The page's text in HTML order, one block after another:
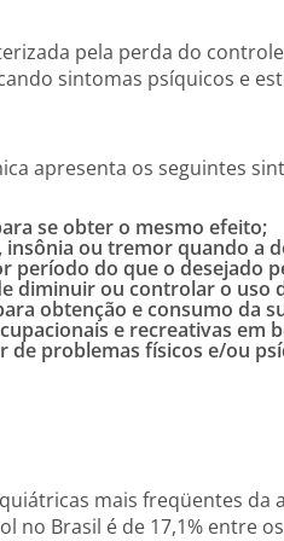
pela perda do
sintomas psíquicos e
apresenta os seguintes
se obter o mesmo efeito;
ou tremor quando a
período do que o desejado
diminuir ou controlar o uso
obtenção e consumo da
e recreativas em
de problemas físicos e/ou
mais freqüentes
no Brasil é de 17,1% entre